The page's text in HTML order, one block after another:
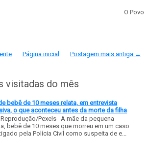
O Povo
Postagem mais antiga →
Página inicial
visitadas do mês
bebê de 10 meses relata, em entrevista
o que aconteceu antes da morte da filha
Pexels A mãe da pequena
bebê de 10 meses que morreu em um caso
pela Polícia Civil como suspeita de e...